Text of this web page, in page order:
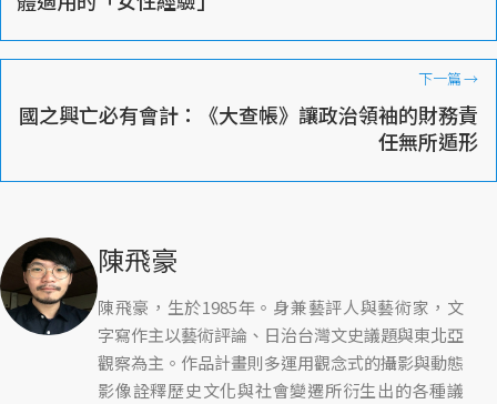
下一篇→
國之興亡必有會計：《大查帳》讓政治領袖的財務責
任無所遁形
陳飛豪
陳飛豪，生於1985年。身兼藝評人與藝術家，文
字寫作主以藝術評論、日治台灣文史議題與東北亞
觀察為主。作品計畫則多運用觀念式的攝影與動態
影像詮釋歷史文化與社會變遷所衍生出的各種議